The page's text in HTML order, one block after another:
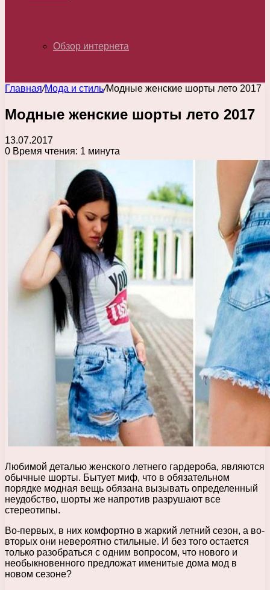
Обзор интернета
Главная/Мода и стиль/Модные женские шорты лето 2017
Модные женские шорты лето 2017
13.07.2017
0 Время чтения: 1 минута
Любимой деталью женского летнего гардероба, являются
обычные шорты. Бытует миф, что в обязательном
порядке модная вещь обязана вызывать определенный
неудобство, шорты же напротив разрушают все
стереотипы.
Во-первых, в них комфортно в жаркий летний сезон, а во-
вторых они невероятно стильные. И без того остается
только разобраться с одним вопросом, что нового и
необыкновенного предложат именитые дома мод в
новом сезоне?